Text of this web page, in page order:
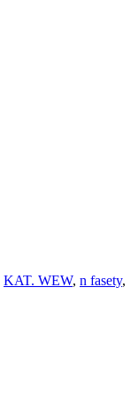
KAT. WEW, n fasety,